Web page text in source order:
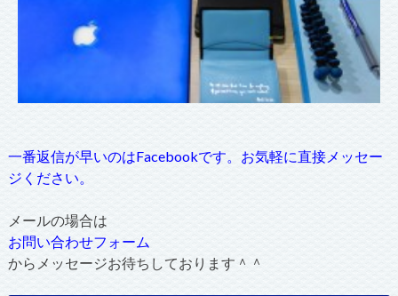
一番返信が早いのはFacebookです。お気軽に直接メッセー
ジください。
メールの場合は
お問い合わせフォーム
からメッセージお待ちしております＾＾